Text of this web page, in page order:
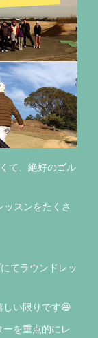
て、絶好のゴル
スンをたくさ
てラウンドレッ
い限りです😆
を重点的にレ